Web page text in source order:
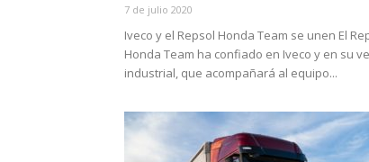
7 de julio 2020
Iveco y el Repsol Honda Team se unen El
Honda Team ha confiado en Iveco y en su
industrial, que acompañará al equipo...